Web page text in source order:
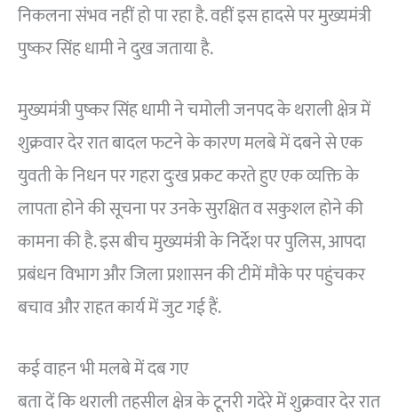
निकलना संभव नहीं हो पा रहा है. वहीं इस हादसे पर मुख्यमंत्री
पुष्कर सिंह धामी ने दुख जताया है.
मुख्यमंत्री पुष्कर सिंह धामी ने चमोली जनपद के थराली क्षेत्र में
शुक्रवार देर रात बादल फटने के कारण मलबे में दबने से एक
युवती के निधन पर गहरा दुःख प्रकट करते हुए एक व्यक्ति के
लापता होने की सूचना पर उनके सुरक्षित व सकुशल होने की
कामना की है. इस बीच मुख्यमंत्री के निर्देश पर पुलिस, आपदा
प्रबंधन विभाग और जिला प्रशासन की टीमें मौके पर पहुंचकर
बचाव और राहत कार्य में जुट गई हैं.
कई वाहन भी मलबे में दब गए
बता दें कि थराली तहसील क्षेत्र के टूनरी गदेरे में शुक्रवार देर रात